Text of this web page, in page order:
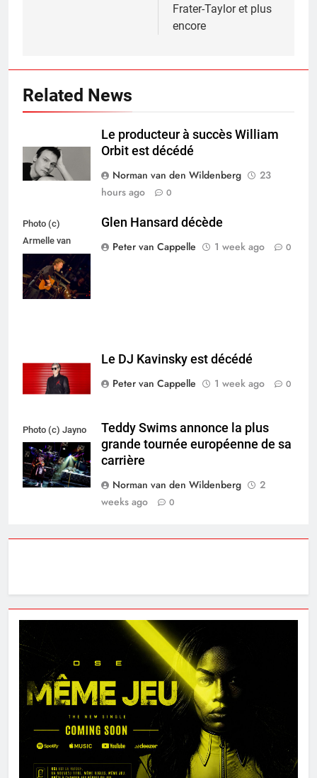
Frater-Taylor et plus
encore
Related News
Le producteur à succès William
Orbit est décédé
Norman van den Wildenberg
23
hours ago
0
Photo (c)
Armelle van
Helden,
Maxazine.nl
Glen Hansard décède
Peter van Cappelle
1 week ago 0
Le DJ Kavinsky est décédé
Peter van Cappelle
1 week ago 0
Photo (c) Jayno
Berkhoudt
Teddy Swims annonce la plus
grande tournée européenne de sa
carrière
Norman van den Wildenberg
2
weeks ago
0